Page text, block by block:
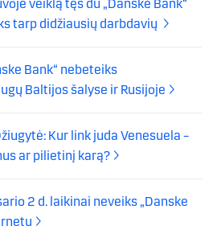
veiklą tęs du „Danske Bank“
tarp didžiausių darbdavių
Bank“ nebeteiks
Baltijos šalyse ir Rusijoje
Kur link juda Venesuela –
ar pilietinį karą?
2 d. laikinai neveiks „Danske